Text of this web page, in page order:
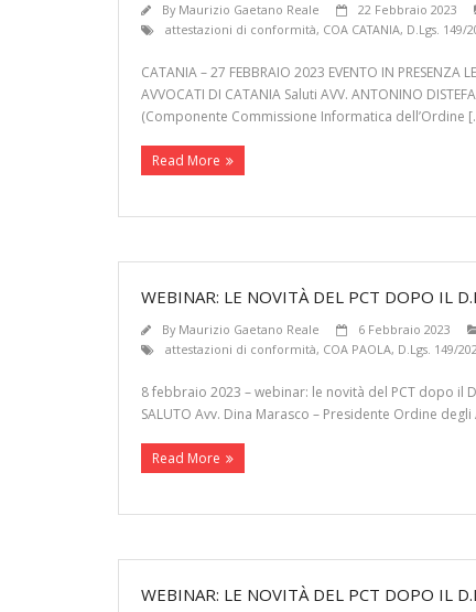
By Maurizio Gaetano Reale 22 Febbraio 2023
attestazioni di conformità, COA CATANIA, D.Lgs. 149/
CATANIA – 27 FEBBRAIO 2023 EVENTO IN PRESENZA
AVVOCATI DI CATANIA Saluti AVV. ANTONINO
(Componente Commissione Informatica dell’Ordine
Read More
WEBINAR: LE NOVITÀ DEL PCT DOPO IL
By Maurizio Gaetano Reale 6 Febbraio 2023
attestazioni di conformità, COA PAOLA, D.Lgs. 149/
8 febbraio 2023 – webinar: le novità del PCT dopo il
SALUTO Avv. Dina Marasco – Presidente Ordine
Read More
WEBINAR: LE NOVITÀ DEL PCT DOPO IL